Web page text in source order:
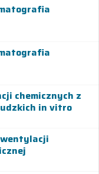
chemicznych z
in vitro